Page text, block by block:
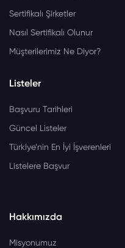
Sertifikalı Şirketler
Nasıl Sertifikalı Olunur
Müşterilerimiz Ne Diyor?
Listeler
Başvuru Tarihleri
Güncel Listeler
Türkiye’nin En İyi İşverenleri
Listelere Başvur
Hakkımızda
Misyonumuz